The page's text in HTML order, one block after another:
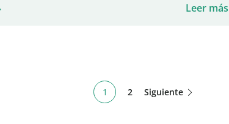
Leer más
1 2 Siguiente